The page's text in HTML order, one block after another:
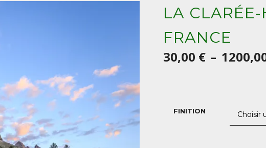
LA
FRANCE
30,00 € –
FINITION